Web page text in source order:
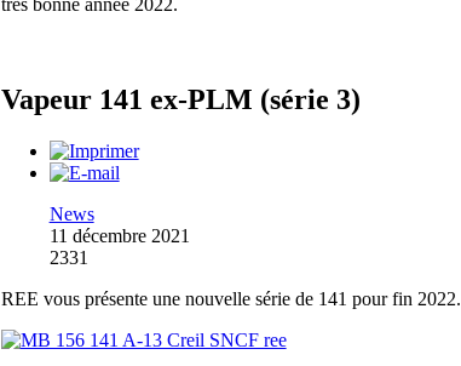
Vapeur 141 ex-PLM (série 3)
News
11 décembre 2021
2331
REE vous présente une nouvelle série de 141 pour fin 2022.